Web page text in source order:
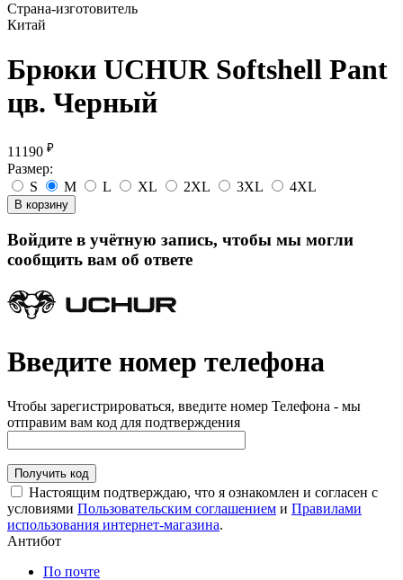
Страна-изготовитель
Китай
Брюки UCHUR Softshell Pant
цв. Черный
11190 ₽
Размер:
S
M L XL 2XL 3XL 4XL
В корзину
Войдите в учётную запись, чтобы мы могли
сообщить вам об ответе
Введите номер телефона
Чтобы зарегистрироваться, введите номер Телефона - мы
отправим вам код для подтверждения
Получить код
Настоящим подтверждаю, что я ознакомлен и согласен с
условиями Пользовательским соглашением и Правилами
использования интернет-магазина.
Антибот
По почте